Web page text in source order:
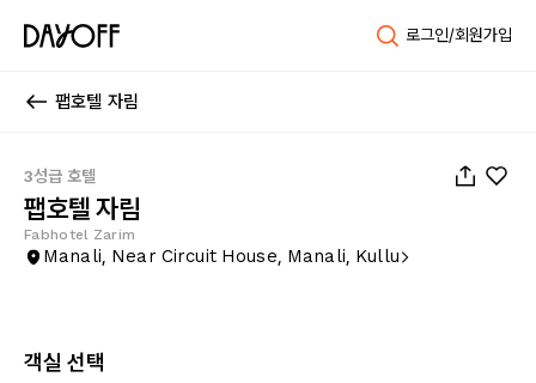
로그인/회원가입
팹호텔 자림
3성급 호텔
팹호텔 자림
Fabhotel Zarim
Manali, Near Circuit House, Manali, Kullu
객실 선택